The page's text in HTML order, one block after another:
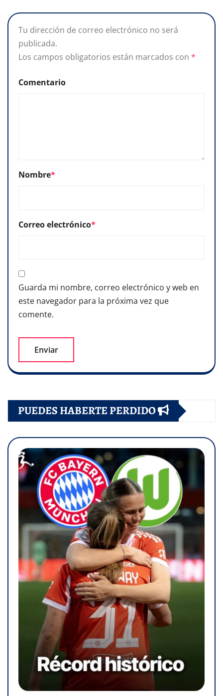
Tu dirección de correo electrónico no será
publicada.
Los campos obligatorios están marcados con *
Comentario
Nombre*
Correo electrónico*
Guarda mi nombre, correo electrónico y web en
este navegador para la próxima vez que
comente.
PUEDES HABERTE PERDIDO